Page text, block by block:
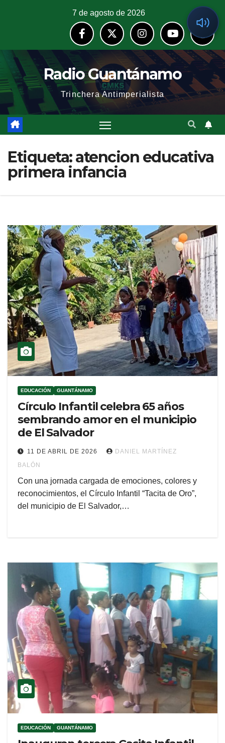
7 de agosto de 2026
Radio Guantánamo
Trinchera Antimperialista
Etiqueta:atencion educativa
primera infancia
EDUCACIÓN GUANTÁNAMO
Círculo Infantil celebra 65 años
sembrando amor en el municipio
de El Salvador
11 DE ABRIL DE 2026
DANIEL MARTÍNEZ
BALÓN
Con una jornada cargada de emociones, colores y
reconocimientos, el Círculo Infantil “Tacita de Oro”,
del municipio de El Salvador,…
EDUCACIÓN GUANTÁNAMO